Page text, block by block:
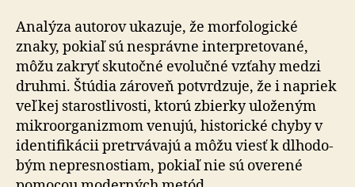
Analýza autorov ukazuje, že morfologické
znaky, pokiaľ sú nesprávne interpretované,
môžu zakryť skutočné evolučné vzťahy medzi
druhmi. Štúdia zároveň po­tvr­dzu­je, že i napriek
veľkej starostlivosti, ktorú zbierky ulo­že­ným
mikro­or­ga­niz­mom venujú, historické chyby v
iden­ti­fi­ká­cii pretrvávajú a môžu viesť k dlho­do­
bým ne­pres­nos­tiam, pokiaľ nie sú overené